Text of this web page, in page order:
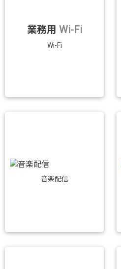
業務用 Wi-Fi
Wi-Fi
音楽配信